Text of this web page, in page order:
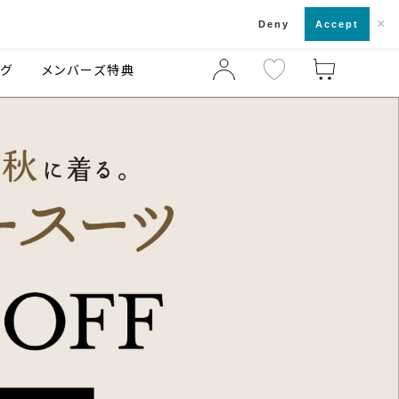
店舗一覧・来店予約
メンバーズ特典
Deny Accept ×